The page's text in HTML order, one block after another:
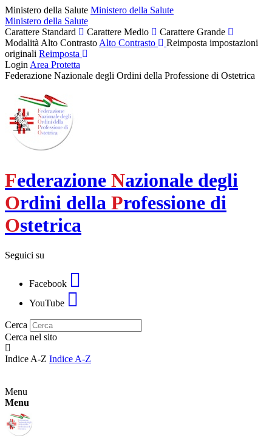
Ministero della Salute Ministero della Salute
Ministero della Salute
Carattere Standard
Carattere Medio
Carattere Grande
Modalità Alto Contrasto Alto Contrasto
Reimposta impostazioni
originali Reimposta
Login Area Protetta
Federazione Nazionale degli Ordini della Professione di Ostetrica
Federazione Nazionale degli
Ordini della Professione di
Ostetrica
Seguici su
Facebook
YouTube
Cerca
Cerca nel sito
Indice A-Z Indice A-Z
Menu
Menu